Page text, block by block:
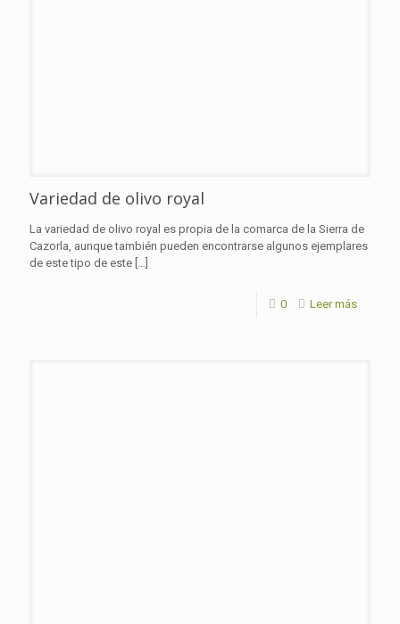
Variedad de olivo royal
La variedad de olivo royal es propia de la comarca de la Sierra de
Cazorla, aunque también pueden encontrarse algunos ejemplares
de este tipo de este […]
0 Leer más